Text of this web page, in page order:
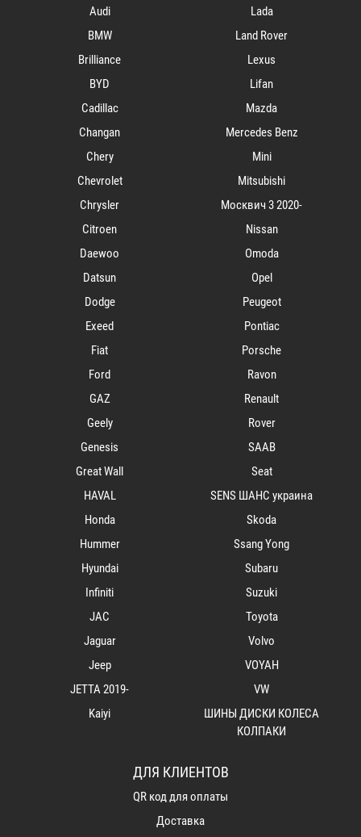
Audi
BMW
Brilliance
BYD
Cadillac
Changan
Chery
Chevrolet
Chrysler
Citroen
Daewoo
Datsun
Dodge
Exeed
Fiat
Ford
GAZ
Geely
Genesis
Great Wall
HAVAL
Honda
Hummer
Hyundai
Infiniti
JAC
Jaguar
Jeep
JETTA 2019-
Kaiyi
Lada
Land Rover
Lexus
Lifan
Mazda
Mercedes Benz
Mini
Mitsubishi
Mосквич 3 2020-
Nissan
Omoda
Opel
Peugeot
Pontiac
Porsche
Ravon
Renault
Rover
SAAB
Seat
SENS ШАНС украина
Skoda
Ssang Yong
Subaru
Suzuki
Toyota
Volvo
VOYAH
VW
ШИНЫ ДИСКИ КОЛЕСА
КОЛПАКИ
ДЛЯ КЛИЕНТОВ
QR код для оплаты
Доставка